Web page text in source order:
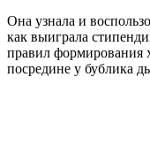
Она узнала и
как выиграла
правил формирования
посредине у бублика